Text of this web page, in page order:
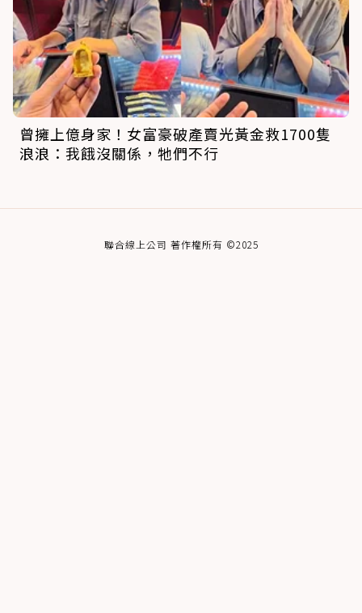
曾擁上億身家！女富豪破產賣光黃金救1700隻
浪浪：我餓沒關係，牠們不行
聯合線上公司 著作權所有 ©2025